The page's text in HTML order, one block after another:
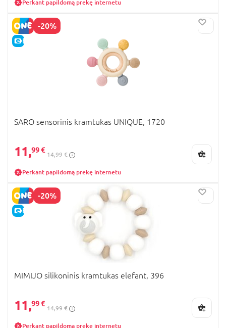
Perkant papildomą prekę internetu
-20%
E-KAINA
SARO sensorinis kramtukas UNIQUE, 1720
11,99 €
14,99 €
Perkant papildomą prekę internetu
-20%
E-KAINA
MIMIJO silikoninis kramtukas elefant, 396
11,99 €
14,99 €
Perkant papildomą prekę internetu